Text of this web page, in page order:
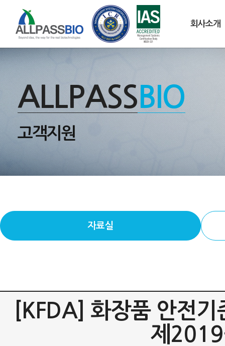
회사소개
ALLPASS BIO
고객지원
자료실
[KFDA] 화장품 안전
제